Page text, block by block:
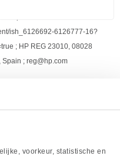
voorkeur, statistische en
us-
ish_6126692-6126777-16?
; HP REG 23010, 08028
Spain ; reg@hp.com